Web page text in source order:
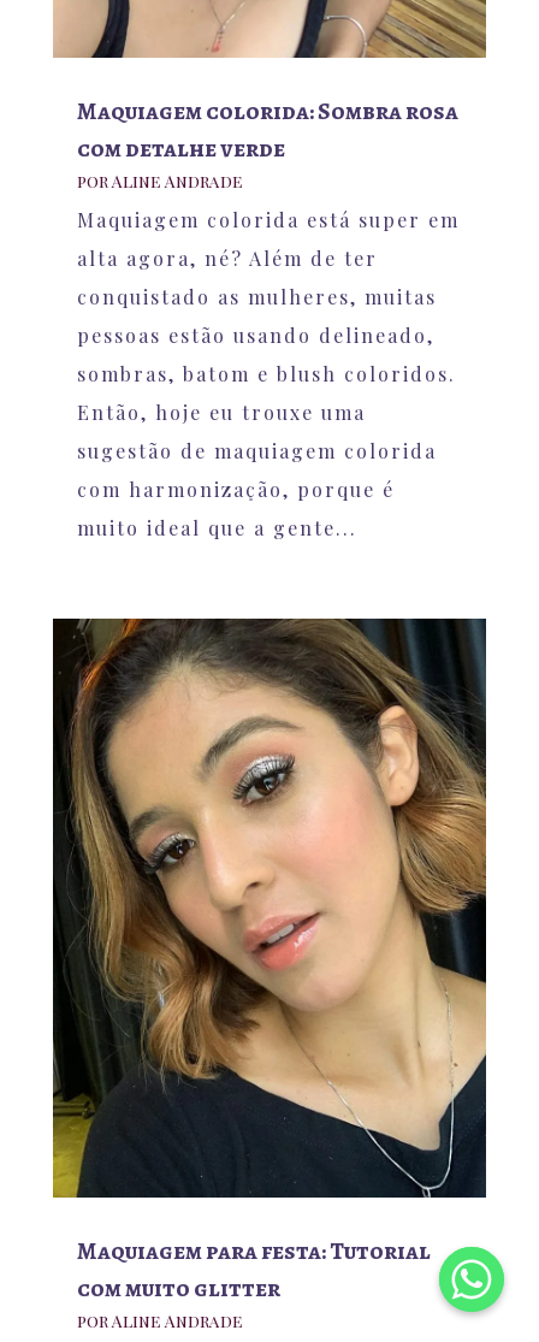
Maquiagem colorida: Sombra rosa
com detalhe verde
porAline Andrade
Maquiagem colorida está super em
alta agora, né? Além de ter
conquistado as mulheres, muitas
pessoas estão usando delineado,
sombras, batom e blush coloridos.
Então, hoje eu trouxe uma
sugestão de maquiagem colorida
com harmonização, porque é
muito ideal que a gente...
Maquiagem para festa: Tutorial
com muito glitter
por Aline Andrade